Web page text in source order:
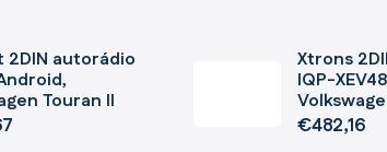
2DIN autorádio
Touran II
Xtrons
IQP-
€482,16